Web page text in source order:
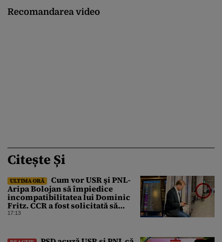
Recomandarea video
Citește Și
ULTIMA ORĂ
Cum vor USR şi PNL-
Aripa Bolojan să împiedice
incompatibilitatea lui Dominic
Fritz. CCR a fost solicitată să
intervină
17:13